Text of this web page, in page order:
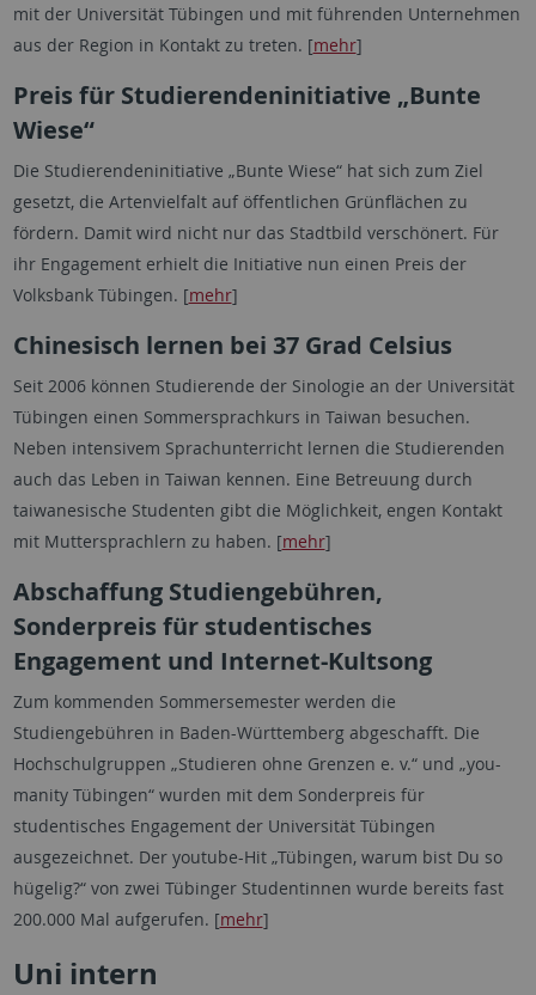
mit der Universität Tübingen und mit führenden Unternehmen
aus der Region in Kontakt zu treten. [mehr]
Preis für Studierendeninitiative „Bunte
Wiese“
Die Studierendeninitiative „Bunte Wiese“ hat sich zum Ziel
gesetzt, die Artenvielfalt auf öffentlichen Grünflächen zu
fördern. Damit wird nicht nur das Stadtbild verschönert. Für
ihr Engagement erhielt die Initiative nun einen Preis der
Volksbank Tübingen. [mehr]
Chinesisch lernen bei 37 Grad Celsius
Seit 2006 können Studierende der Sinologie an der Universität
Tübingen einen Sommersprachkurs in Taiwan besuchen.
Neben intensivem Sprachunterricht lernen die Studierenden
auch das Leben in Taiwan kennen. Eine Betreuung durch
taiwanesische Studenten gibt die Möglichkeit, engen Kontakt
mit Muttersprachlern zu haben. [mehr]
Abschaffung Studiengebühren,
Sonderpreis für studentisches
Engagement und Internet-Kultsong
Zum kommenden Sommersemester werden die
Studiengebühren in Baden-Württemberg abgeschafft. Die
Hochschulgruppen „Studieren ohne Grenzen e. v.“ und „you-
manity Tübingen“ wurden mit dem Sonderpreis für
studentisches Engagement der Universität Tübingen
ausgezeichnet. Der youtube-Hit „Tübingen, warum bist Du so
hügelig?“ von zwei Tübinger Studentinnen wurde bereits fast
200.000 Mal aufgerufen. [mehr]
Uni intern